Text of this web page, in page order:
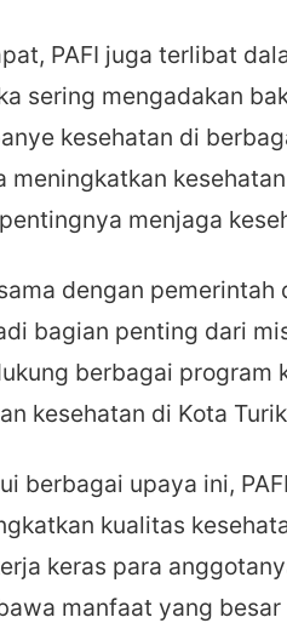
PAFI juga terlibat
sering mengadakan
kesehatan di
meningkatkan
menjaga
dengan
bagian penting dari
berbagai program
kesehatan di Kota
berbagai upaya ini,
kualitas
keras para
manfaat yang